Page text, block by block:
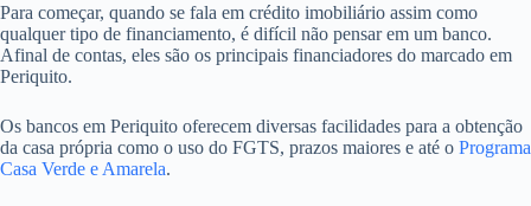
Para começar, quando se fala em crédito imobiliário assim como
qualquer tipo de financiamento, é difícil não pensar em um banco.
Afinal de contas, eles são os principais financiadores do marcado em
Periquito.
Os bancos em Periquito oferecem diversas facilidades para a obtenção
da casa própria como o uso do FGTS, prazos maiores e até o Programa
Casa Verde e Amarela.